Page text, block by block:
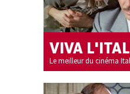
VIVA
Le meilleur du cinéma